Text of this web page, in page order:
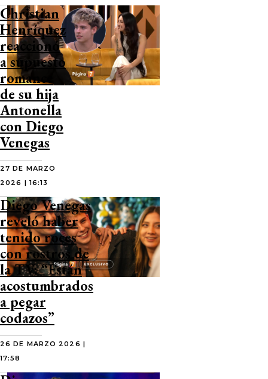
Christian
Henríquez
reaccionó
a supuesto
romance
de su hija
Antonella
con Diego
Venegas
27 DE MARZO
2026 | 16:13
Diego Venegas
reveló haber
tenido roces
con rostros de
la TV: “Están
acostumbrados
a pegar
codazos”
26 DE MARZO 2026 |
17:58